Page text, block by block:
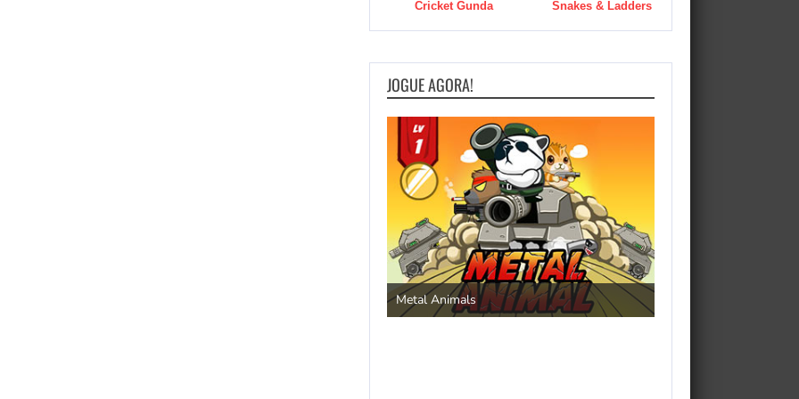
Cricket Gunda Snakes & Ladders
JOGUE AGORA!
Metal Animals